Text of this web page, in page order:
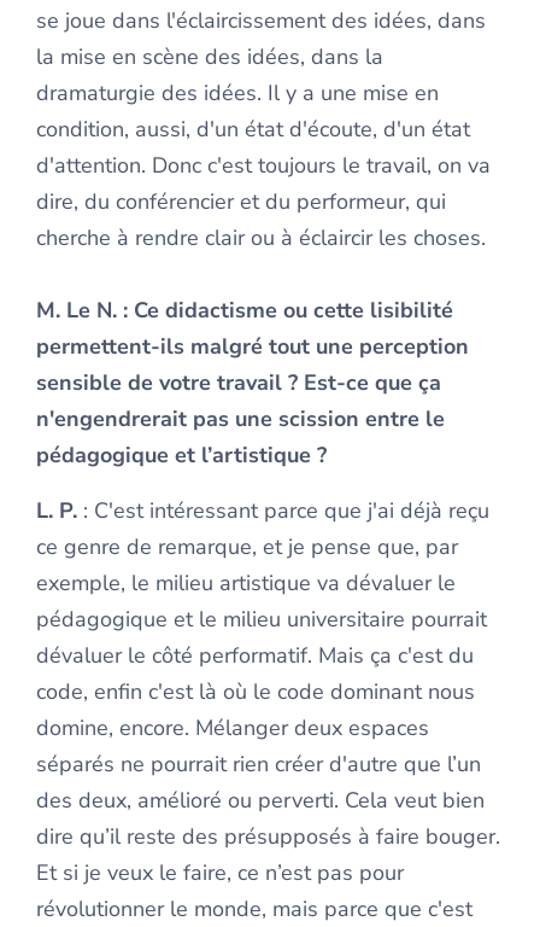
se joue dans l'éclaircissement des idées, dans
la mise en scène des idées, dans la
dramaturgie des idées. Il y a une mise en
condition, aussi, d'un état d'écoute, d'un état
d'attention. Donc c'est toujours le travail, on va
dire, du conférencier et du performeur, qui
cherche à rendre clair ou à éclaircir les choses.
M. Le N. : Ce didactisme ou cette lisibilité
permettent-ils malgré tout une perception
sensible de votre travail ? Est-ce que ça
n'engendrerait pas une scission entre le
pédagogique et l’artistique ?
L. P. : C'est intéressant parce que j'ai déjà reçu
ce genre de remarque, et je pense que, par
exemple, le milieu artistique va dévaluer le
pédagogique et le milieu universitaire pourrait
dévaluer le côté performatif. Mais ça c'est du
code, enfin c'est là où le code dominant nous
domine, encore. Mélanger deux espaces
séparés ne pourrait rien créer d'autre que l’un
des deux, amélioré ou perverti. Cela veut bien
dire qu’il reste des présupposés à faire bouger.
Et si je veux le faire, ce n’est pas pour
révolutionner le monde, mais parce que c'est